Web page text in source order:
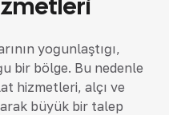
yoğunlaştığı,
bir bölge. Bu nedenle
hizmetleri, alçı ve
büyük bir talep